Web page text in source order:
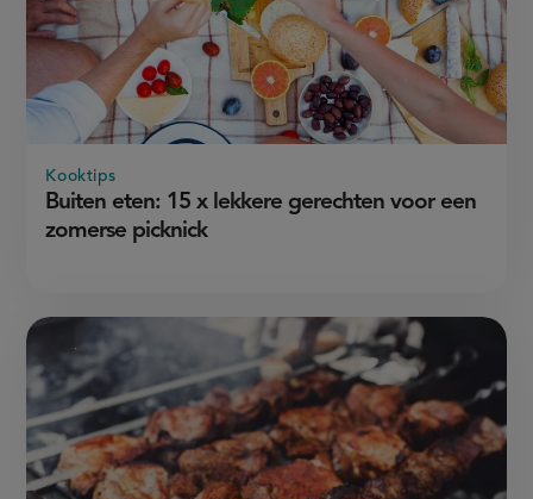
Buiten eten: 15 x lekkere gerechten voor een
zomerse picknick
Kooktips